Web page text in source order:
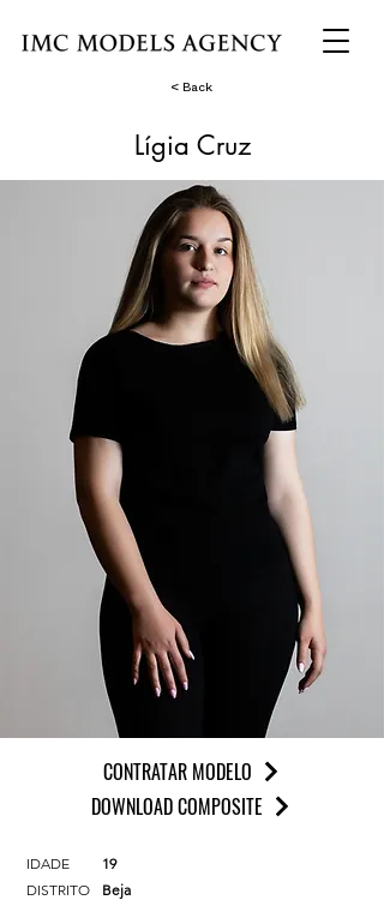
< Back
Lígia Cruz
CONTRATAR MODELO
DOWNLOAD COMPOSITE
IDADE
19
DISTRITO
Beja